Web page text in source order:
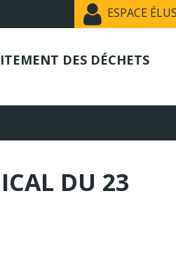
ESPACE ÉLUS
DES DÉCHETS
DU 23